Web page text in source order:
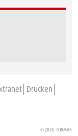
Drucken
© 2026 TORMAX